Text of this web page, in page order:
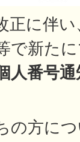
正に伴
で新た
人番号通
の方に